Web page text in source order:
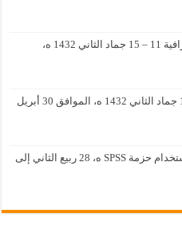
تطبيقات متقدمة لنظم المعلومات الجغرافية 11 – 15 جماد الثاني 1432 ه،
■ ■ تصميم ثلاثي الابعاد 26 جماد الأول- 1 جماد الثاني 1432 ه، الموافق 30 أبريل
المسوحات الميدانية وتحليل البيانات باستخدام حزمة SPSS ه، 28 ربيع الثاني إلى